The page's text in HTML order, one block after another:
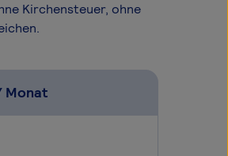
Kirchensteuer, ohne
Monat